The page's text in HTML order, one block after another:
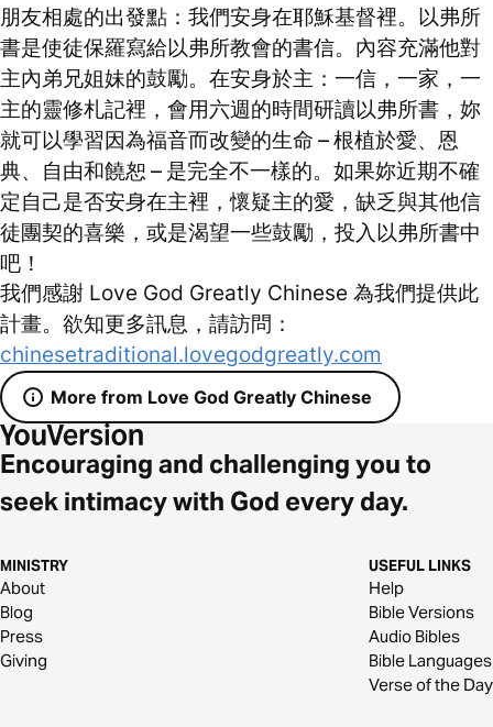
朋友相處的出發點：我們安身在耶穌基督裡。以弗所
書是使徒保羅寫給以弗所教會的書信。內容充滿他對
主內弟兄姐妹的鼓勵。在安身於主：一信，一家，一
主的靈修札記裡，會用六週的時間研讀以弗所書，妳
就可以學習因為福音而改變的生命 – 根植於愛、恩
典、自由和饒恕 – 是完全不一樣的。如果妳近期不確
定自己是否安身在主裡，懷疑主的愛，缺乏與其他信
徒團契的喜樂，或是渴望一些鼓勵，投入以弗所書中
吧！
我們感謝 Love God Greatly Chinese 為我們提供此
計畫。欲知更多訊息，請訪問：
chinesetraditional.lovegodgreatly.com
More from Love God Greatly Chinese
Encouraging and challenging you to
seek intimacy with God every day.
MINISTRY
About
Blog
Press
Giving
USEFUL LINKS
Help
Bible Versions
Audio Bibles
Bible Languages
Verse of the Day